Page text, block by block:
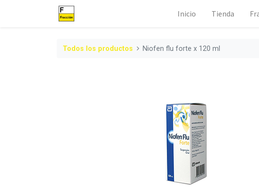
Inicio Tienda
Todos los productos Niofen flu forte x 120 ml